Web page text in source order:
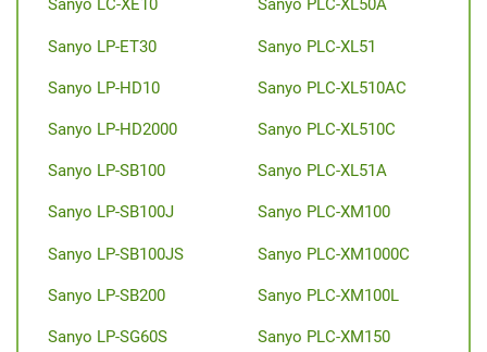
Sanyo LC-XE10
Sanyo LP-ET30
Sanyo LP-HD10
Sanyo LP-HD2000
Sanyo LP-SB100
Sanyo LP-SB100J
Sanyo LP-SB100JS
Sanyo LP-SB200
Sanyo LP-SG60S
Sanyo PLC-XL50A
Sanyo PLC-XL51
Sanyo PLC-XL510AC
Sanyo PLC-XL510C
Sanyo PLC-XL51A
Sanyo PLC-XM100
Sanyo PLC-XM1000C
Sanyo PLC-XM100L
Sanyo PLC-XM150